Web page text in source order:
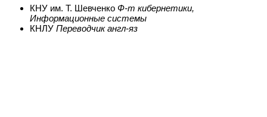
КНУ им. Т. Шевченко Ф-т кибернетики,
Информационные системы
КНЛУ Переводчик англ-яз